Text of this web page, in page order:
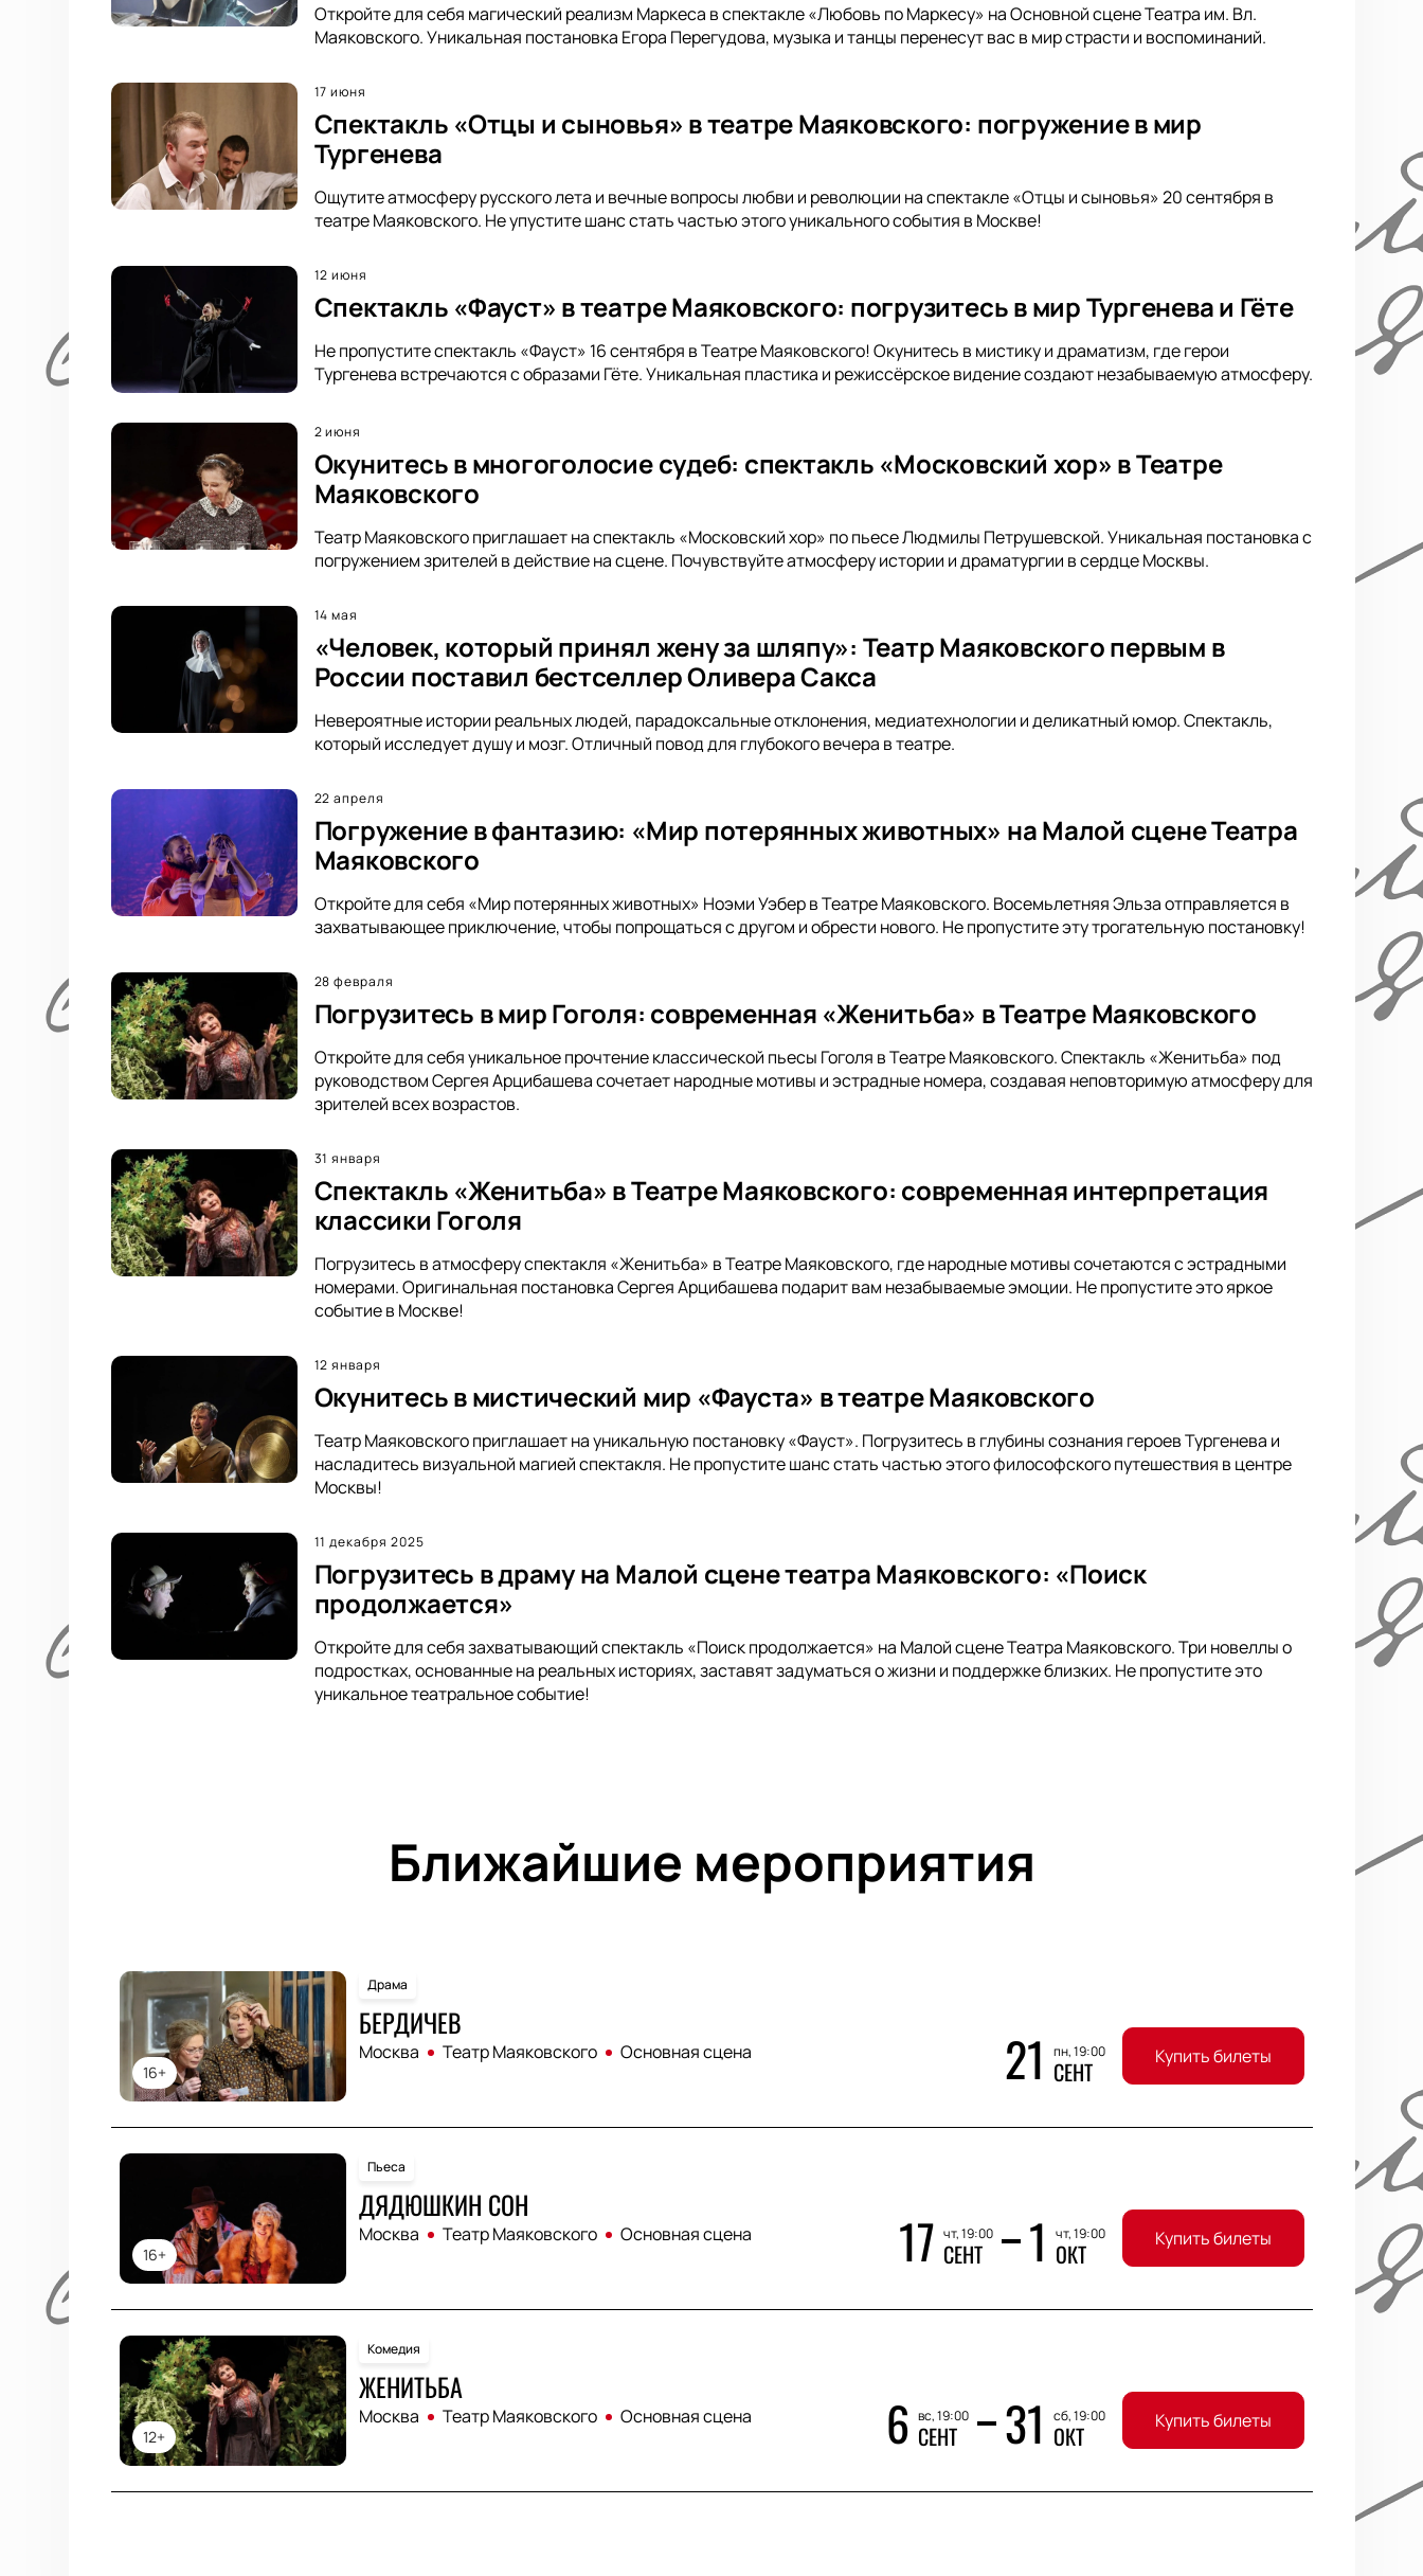
Откройте для себя магический реализм Маркеса в спектакле «Любовь по Маркесу» на Основной сцене Театра им. Вл.
Маяковского. Уникальная постановка Егора Перегудова, музыка и танцы перенесут вас в мир страсти и воспоминаний.
17 июня
Спектакль «Отцы и сыновья» в театре Маяковского: погружение в мир
Тургенева
Ощутите атмосферу русского лета и вечные вопросы любви и революции на спектакле «Отцы и сыновья» 20 сентября в
театре Маяковского. Не упустите шанс стать частью этого уникального события в Москве!
12 июня
Спектакль «Фауст» в театре Маяковского: погрузитесь в мир Тургенева и Гёте
Не пропустите спектакль «Фауст» 16 сентября в Театре Маяковского! Окунитесь в мистику и драматизм, где герои
Тургенева встречаются с образами Гёте. Уникальная пластика и режиссёрское видение создают незабываемую атмосферу.
2 июня
Окунитесь в многоголосие судеб: спектакль «Московский хор» в Театре
Маяковского
Театр Маяковского приглашает на спектакль «Московский хор» по пьесе Людмилы Петрушевской. Уникальная постановка с
погружением зрителей в действие на сцене. Почувствуйте атмосферу истории и драматургии в сердце Москвы.
14 мая
«Человек, который принял жену за шляпу»: Театр Маяковского первым в
России поставил бестселлер Оливера Сакса
Невероятные истории реальных людей, парадоксальные отклонения, медиатехнологии и деликатный юмор. Спектакль,
который исследует душу и мозг. Отличный повод для глубокого вечера в театре.
22 апреля
Погружение в фантазию: «Мир потерянных животных» на Малой сцене Театра
Маяковского
Откройте для себя «Мир потерянных животных» Ноэми Уэбер в Театре Маяковского. Восемьлетняя Эльза отправляется в
захватывающее приключение, чтобы попрощаться с другом и обрести нового. Не пропустите эту трогательную постановку!
28 февраля
Погрузитесь в мир Гоголя: современная «Женитьба» в Театре Маяковского
Откройте для себя уникальное прочтение классической пьесы Гоголя в Театре Маяковского. Спектакль «Женитьба» под
руководством Сергея Арцибашева сочетает народные мотивы и эстрадные номера, создавая неповторимую атмосферу для
зрителей всех возрастов.
31 января
Спектакль «Женитьба» в Театре Маяковского: современная интерпретация
классики Гоголя
Погрузитесь в атмосферу спектакля «Женитьба» в Театре Маяковского, где народные мотивы сочетаются с эстрадными
номерами. Оригинальная постановка Сергея Арцибашева подарит вам незабываемые эмоции. Не пропустите это яркое
событие в Москве!
12 января
Окунитесь в мистический мир «Фауста» в театре Маяковского
Театр Маяковского приглашает на уникальную постановку «Фауст». Погрузитесь в глубины сознания героев Тургенева и
насладитесь визуальной магией спектакля. Не пропустите шанс стать частью этого философского путешествия в центре
Москвы!
11 декабря 2025
Погрузитесь в драму на Малой сцене театра Маяковского: «Поиск
продолжается»
Откройте для себя захватывающий спектакль «Поиск продолжается» на Малой сцене Театра Маяковского. Три новеллы о
подростках, основанные на реальных историях, заставят задуматься о жизни и поддержке близких. Не пропустите это
уникальное театральное событие!
Ближайшие мероприятия
16+
Драма
БЕРДИЧЕВ
Москва Театр Маяковского Основная сцена 21 пн, 19:00
СЕНТ Купить билеты
16+
Пьеса
ДЯДЮШКИН СОН
Москва Театр Маяковского Основная сцена 17 чт, 19:00
СЕНТ 1 чт, 19:00
ОКТ Купить билеты
12+
Комедия
ЖЕНИТЬБА
Москва Театр Маяковского Основная сцена 6 вс, 19:00
СЕНТ 31 сб, 19:00
ОКТ Купить билеты